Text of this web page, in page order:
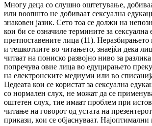
Многу деца со слушно оштетување,
или воопшто не добиваат сексуална
знаковен јазик. Сето тоа се должи на
кои би се означиле термините за сексуална
претпоставените лица (11).
и тешкотиите во читањето, знаејќи дека
читаат на пониско развојно ниво за
попречува овие лица во едуцирањето
на електронските медиуми или во
Цедеата кои се користат за сексуална
со нормален слух, не можат да се
оштетен слух, тие имаат проблем при
читање на говорот од устата на
прикази, кои се објаснуваат.